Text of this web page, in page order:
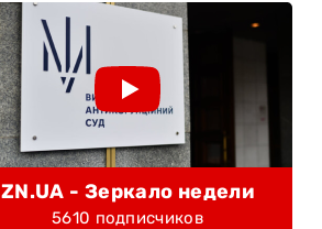
ZN.UA - Зеркало недели
5610 подписчиков